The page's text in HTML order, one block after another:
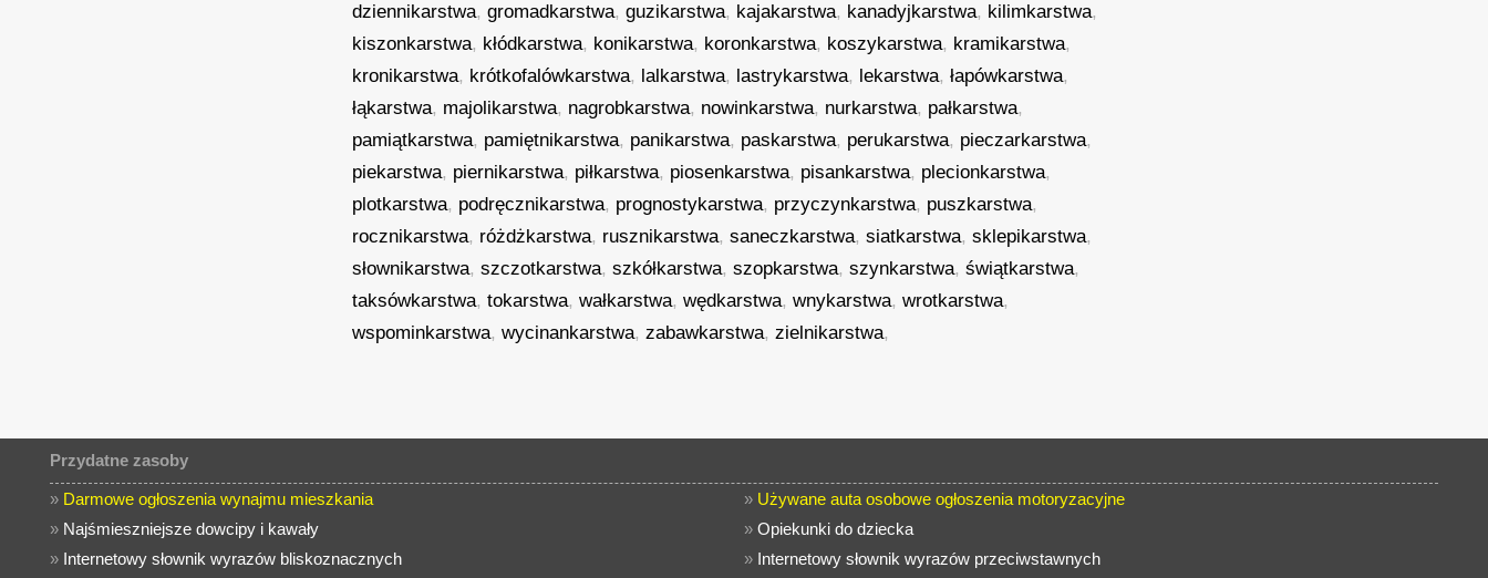
dziennikarstwa,gromadkarstwa,guzikarstwa, kajakarstwa, kanadyjkarstwa, kilimkarstwa,
kiszonkarstwa, kłódkarstwa, konikarstwa, koronkarstwa, koszykarstwa, kramikarstwa,
kronikarstwa, krótkofalówkarstwa, lalkarstwa, lastrykarstwa, lekarstwa,łapówkarstwa,
łąkarstwa, majolikarstwa, nagrobkarstwa, nowinkarstwa, nurkarstwa, pałkarstwa,
pamiątkarstwa, pamiętnikarstwa, panikarstwa, paskarstwa, perukarstwa, pieczarkarstwa,
piekarstwa, piernikarstwa, piłkarstwa, piosenkarstwa, pisankarstwa, plecionkarstwa,
plotkarstwa, podręcznikarstwa, prognostykarstwa, przyczynkarstwa, puszkarstwa,
rocznikarstwa, różdżkarstwa, rusznikarstwa,saneczkarstwa,siatkarstwa,sklepikarstwa,
słownikarstwa,szczotkarstwa,szkółkarstwa,szopkarstwa,szynkarstwa,świątkarstwa,
taksówkarstwa,tokarstwa,wałkarstwa,wędkarstwa,wnykarstwa,wrotkarstwa,
wspominkarstwa,wycinankarstwa,zabawkarstwa,zielnikarstwa,
Przydatne zasoby
» Darmowe ogłoszenia wynajmu mieszkania » Używane auta osobowe ogłoszenia motoryzacyjne
» Najśmieszniejsze dowcipy i kawały » Opiekunki do dziecka
» Internetowy słownik wyrazów bliskoznacznych » Internetowy słownik wyrazów przeciwstawnych